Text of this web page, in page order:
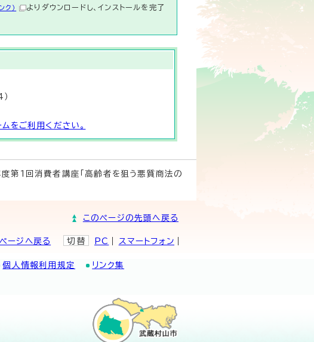
ク）
よりダウンロードし、インストールを完了
）
をご利用ください。
第1回消費者講座「高齢者を狙う悪質商法の
このページの先頭へ戻る
ページへ戻る 切替 PC スマートフォン
個人情報利用規定 リンク集